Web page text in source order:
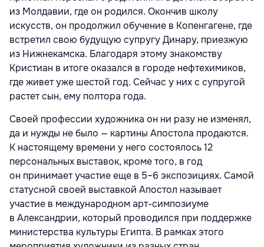
из Молдавии, где он родился. Окончив школу
искусств, он продолжил обучение в Копенгагене, где
встретил свою будущую супругу Динару, приезжую
из Нижнекамска. Благодаря этому знакомству
Кристиан в итоге оказался в городе нефтехимиков,
где живет уже шестой год. Сейчас у них с супругой
растет сын, ему полтора года.
Своей профессии художника он ни разу не изменял,
да и нужды не было — картины Апостола продаются.
К настоящему времени у него состоялось 12
персональных выставок, кроме того, в год
он принимает участие еще в 5–6 экспозициях. Самой
статусной своей выставкой Апостол называет
участие в международном арт-симпозиуме
в Александрии, который проводился при поддержке
министерства культуры Египта. В рамках этого